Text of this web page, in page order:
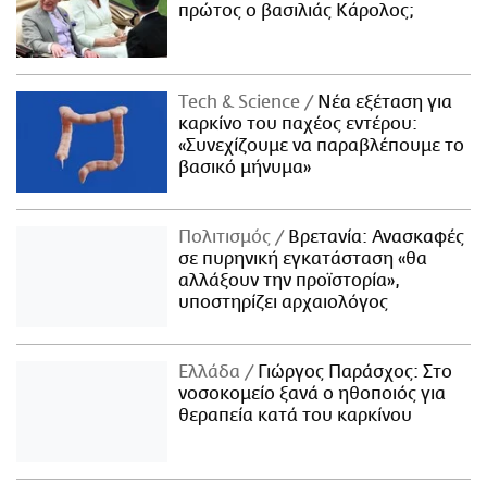
πρώτος ο βασιλιάς Κάρολος;
Τech & Science
Νέα εξέταση για
καρκίνο του παχέος εντέρου:
«Συνεχίζουμε να παραβλέπουμε το
βασικό μήνυμα»
Πολιτισμός
Βρετανία: Ανασκαφές
σε πυρηνική εγκατάσταση «θα
αλλάξουν την προϊστορία»,
υποστηρίζει αρχαιολόγος
Ελλάδα
Γιώργος Παράσχος: Στο
νοσοκομείο ξανά ο ηθοποιός για
θεραπεία κατά του καρκίνου